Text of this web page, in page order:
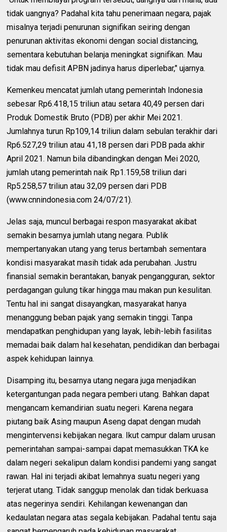
tidak uangnya? Padahal kita tahu penerimaan negara, pajak
misalnya terjadi penurunan signifikan seiring dengan
penurunan aktivitas ekonomi dengan social distancing,
sementara kebutuhan belanja meningkat signifikan. Mau
tidak mau defisit APBN jadinya harus diperlebar," ujarnya.
Kemenkeu mencatat jumlah utang pemerintah Indonesia
sebesar Rp6.418,15 triliun atau setara 40,49 persen dari
Produk Domestik Bruto (PDB) per akhir Mei 2021.
Jumlahnya turun Rp109,14 triliun dalam sebulan terakhir dari
Rp6.527,29 triliun atau 41,18 persen dari PDB pada akhir
April 2021. Namun bila dibandingkan dengan Mei 2020,
jumlah utang pemerintah naik Rp1.159,58 triliun dari
Rp5.258,57 triliun atau 32,09 persen dari PDB
(www.cnnindonesia.com 24/07/21).
Jelas saja, muncul berbagai respon masyarakat akibat
semakin besarnya jumlah utang negara. Publik
mempertanyakan utang yang terus bertambah sementara
kondisi masyarakat masih tidak ada perubahan. Justru
finansial semakin berantakan, banyak pengangguran, sektor
perdagangan gulung tikar hingga mau makan pun kesulitan.
Tentu hal ini sangat disayangkan, masyarakat hanya
menanggung beban pajak yang semakin tinggi. Tanpa
mendapatkan penghidupan yang layak, lebih-lebih fasilitas
memadai baik dalam hal kesehatan, pendidikan dan berbagai
aspek kehidupan lainnya.
Disamping itu, besarnya utang negara juga menjadikan
ketergantungan pada negara pemberi utang. Bahkan dapat
mengancam kemandirian suatu negeri. Karena negara
piutang baik Asing maupun Aseng dapat dengan mudah
mengintervensi kebijakan negara. Ikut campur dalam urusan
pemerintahan sampai-sampai dapat memasukkan TKA ke
dalam negeri sekalipun dalam kondisi pandemi yang sangat
rawan. Hal ini terjadi akibat lemahnya suatu negeri yang
terjerat utang. Tidak sanggup menolak dan tidak berkuasa
atas negerinya sendiri. Kehilangan kewenangan dan
kedaulatan negara atas segala kebijakan. Padahal tentu saja